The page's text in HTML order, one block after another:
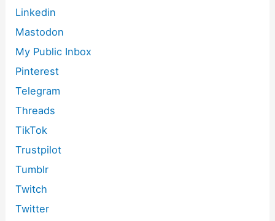
Linkedin
Mastodon
My Public Inbox
Pinterest
Telegram
Threads
TikTok
Trustpilot
Tumblr
Twitch
Twitter